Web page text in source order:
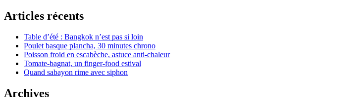
Articles récents
Table d’été : Bangkok n’est pas si loin
Poulet basque plancha, 30 minutes chrono
Poisson froid en escabèche, astuce anti-chaleur
Tomate-bagnat, un finger-food estival
Quand sabayon rime avec siphon
Archives